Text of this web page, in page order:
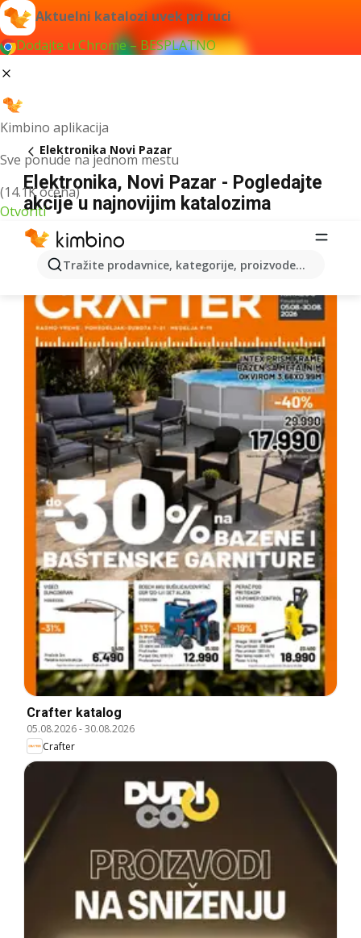
Aktuelni katalozi uvek pri ruci
Dodajte u Chrome – BESPLATNO
Kimbino aplikacija
Sve ponude na jednom mestu
(14.1K ocena)
Otvoriti
Tražite prodavnice, kategorije, proizvode...
Elektronika Novi Pazar
Elektronika, Novi Pazar - Pogledajte
akcije u najnovijim katalozima
Crafter katalog
05.08.2026-30.08.2026
Crafter